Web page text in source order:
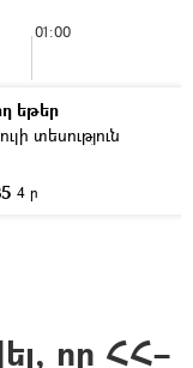
01:00
եթեր
տեսություն
4 ր
որ ՀՀ–